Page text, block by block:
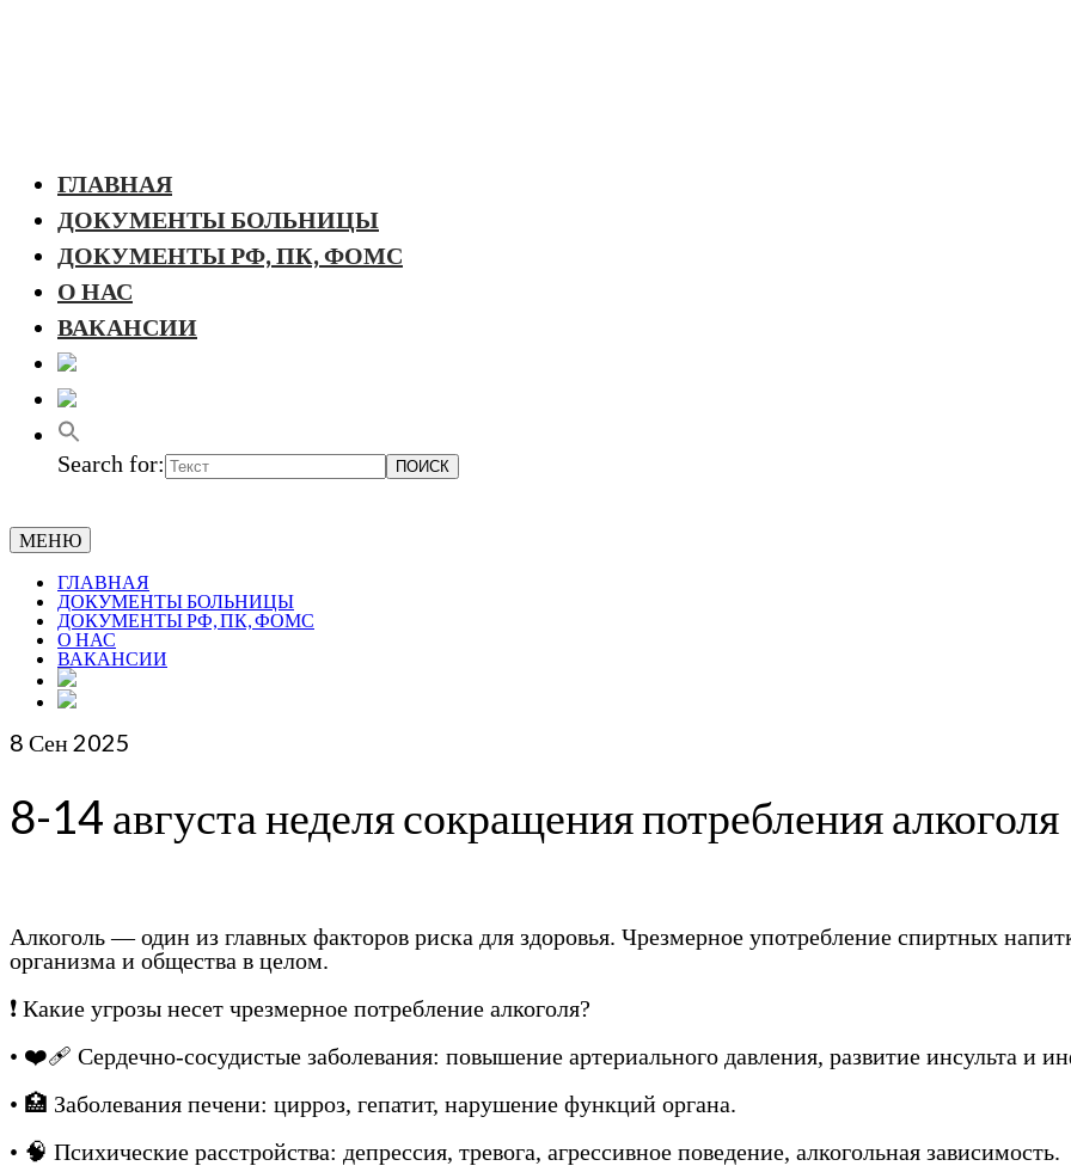
ГЛАВНАЯ
ДОКУМЕНТЫ БОЛЬНИЦЫ
ДОКУМЕНТЫ РФ, ПК, ФОМС
О НАС
ВАКАНСИИ
Search for:
МЕНЮ
ГЛАВНАЯ
ДОКУМЕНТЫ БОЛЬНИЦЫ
ДОКУМЕНТЫ РФ, ПК, ФОМС
О НАС
ВАКАНСИИ
8 Сен 2025
8-14 августа неделя сокращения потребления алкоголя
Алкоголь — один из главных факторов риска для здоровья. Чрезмерное употребление спиртных
организма и общества в целом.
❗️ Какие угрозы несет чрезмерное потребление алкоголя?
• ❤️🩹 Сердечно-сосудистые заболевания: повышение артериального давления, развитие инсульта и
• 🏥 Заболевания печени: цирроз, гепатит, нарушение функций органа.
• 🧠 Психические расстройства: депрессия, тревога, агрессивное поведение, алкогольная зависимость.